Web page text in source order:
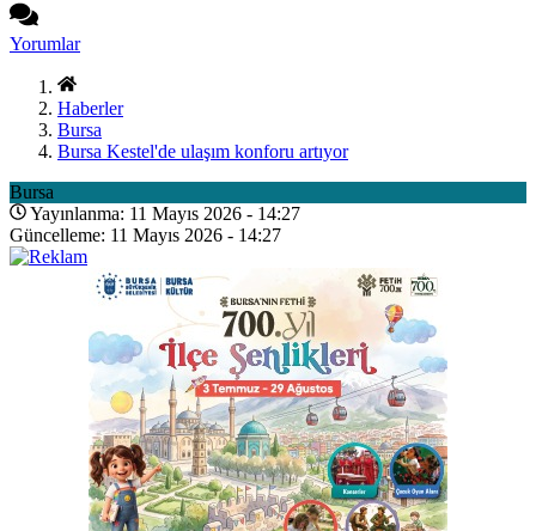
Yorumlar
Haberler
Bursa
Bursa Kestel'de ulaşım konforu artıyor
Bursa
Yayınlanma: 11 Mayıs 2026 - 14:27
Güncelleme: 11 Mayıs 2026 - 14:27